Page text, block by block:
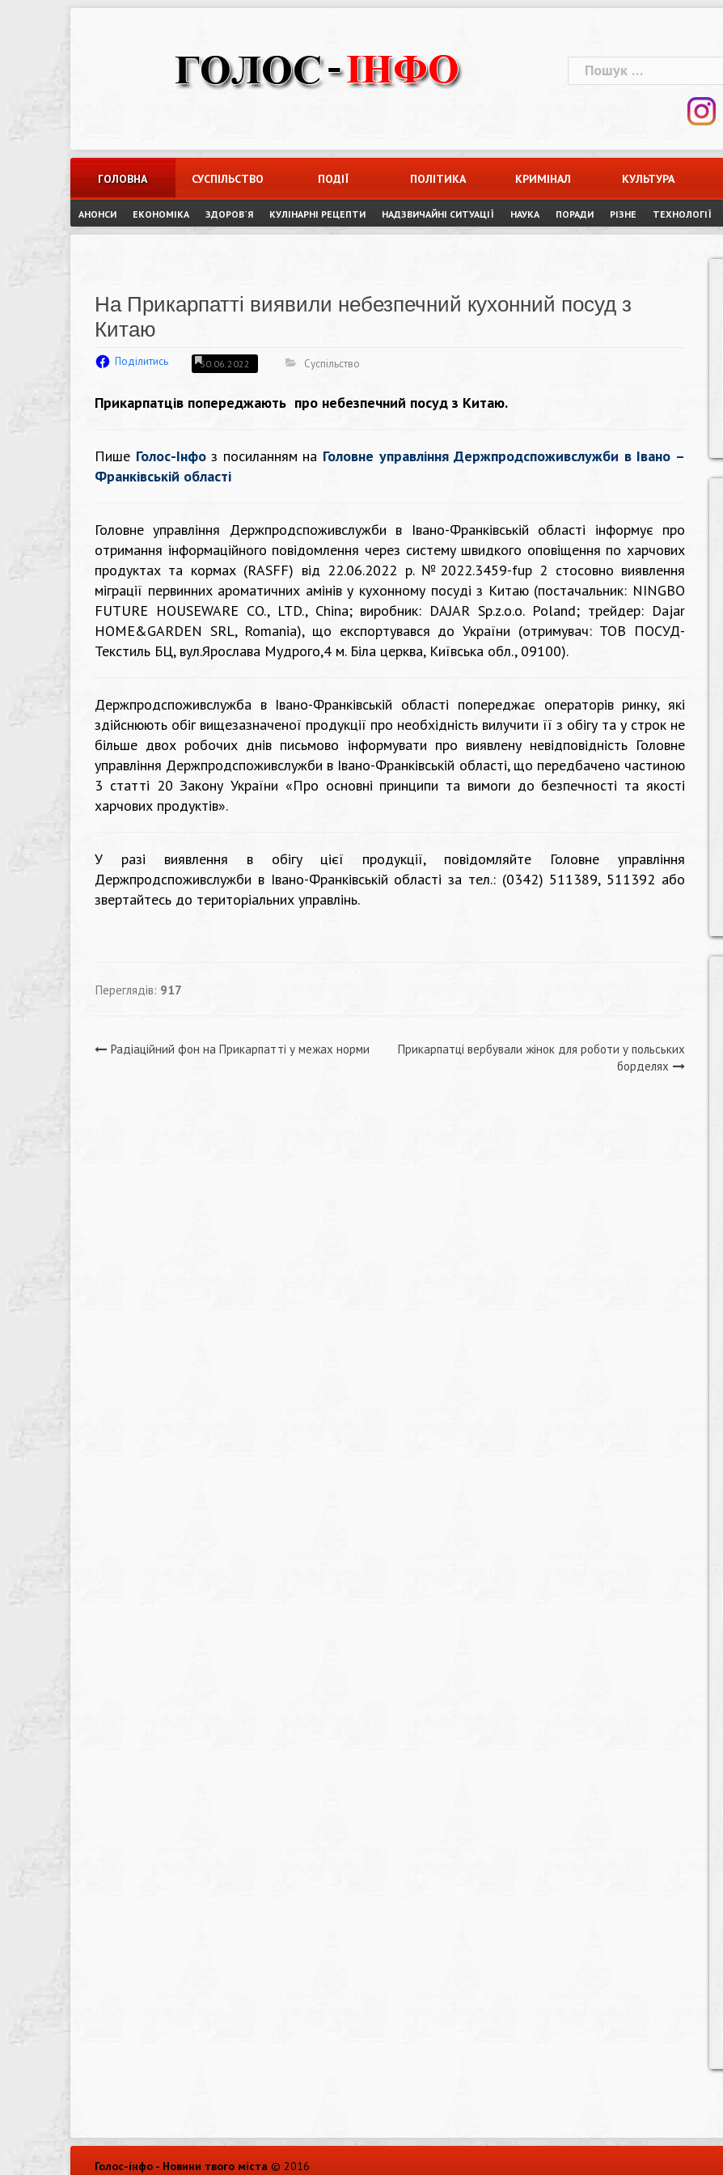
Пошук:
ГОЛОВНА СУСПІЛЬСТВО ПОДІЇ ПОЛІТИКА КРИМІНАЛ КУЛЬТУРА
АНОНСИ ЕКОНОМІКА ЗДОРОВ`Я КУЛІНАРНІ РЕЦЕПТИ НАДЗВИЧАЙНІ СИТУАЦІЇ НАУКА ПОРАДИ РІЗНЕ ТЕХНОЛОГІЇ
На Прикарпатті виявили небезпечний кухонний посуд з
Китаю
Поділитись 30.06.2022 Суспільство
Прикарпатців попереджають про небезпечний посуд з Китаю.
Пише Голос-Інфоз посиланням на Головне управління Держпродспоживслужби в Івано –
Франківській області
Головне управління Держпродспоживслужби в Івано-Франківській області інформує про
отримання інформаційного повідомлення через систему швидкого оповіщення по харчових
продуктах та кормах (RASFF) від 22.06.2022 р. №2022.3459-fup 2 стосовно виявлення
міграції первинних ароматичних амінів у кухонному посуді з Китаю (постачальник: NINGBO
FUTURE HOUSEWARE CO., LTD., China; виробник: DAJAR Sp.z.o.o. Poland; трейдер: Dajar
HOME&GARDEN SRL, Romania), що експортувався до України (отримувач: ТОВ ПОСУД-
Текстиль БЦ, вул.Ярослава Мудрого,4 м. Біла церква, Київська обл., 09100).
Держпродспоживслужба в Івано-Франківській області попереджає операторів ринку, які
здійснюють обіг вищезазначеної продукції про необхідність вилучити її з обігу та у строк не
більше двох робочих днів письмово інформувати про виявлену невідповідність Головне
управління Держпродспоживслужби в Івано-Франківській області, що передбачено частиною
3 статті 20 Закону України «Про основні принципи та вимоги до безпечності та якості
харчових продуктів».
У разі виявлення в обігу цієї продукції, повідомляйте Головне управління
Держпродспоживслужби в Івано-Франківській області за тел.: (0342) 511389, 511392 або
звертайтесь до територіальних управлінь.
Переглядів: 917
Навігація
Радіаційний фон на Прикарпатті у межах норми
Прикарпатці вербували жінок для роботи у польських
борделях
Голос-інфо - Новини твого міста © 2016